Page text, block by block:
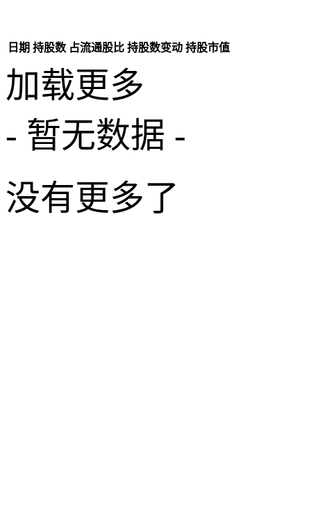
日期 持股数 占流通股比 持股数变动 持股市值
加载更多
- 暂无数据 -
没有更多了